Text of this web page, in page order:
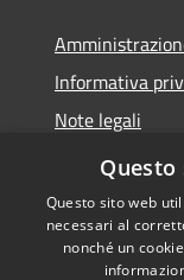
Informativa
Note legali
Dichiarazione
Questo sito web
necessari al
nonché un